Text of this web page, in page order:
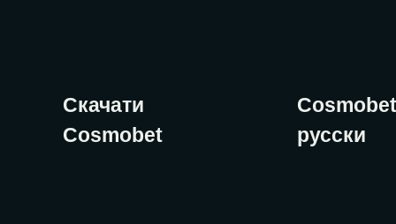
Скачати
Cosmobet
русски